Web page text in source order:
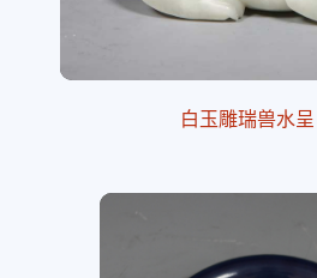
白玉雕瑞兽水